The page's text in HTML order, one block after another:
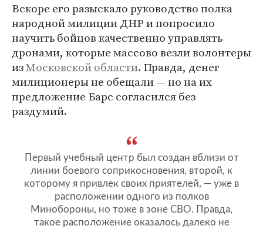
Вскоре его разыскало руководство полка
народной милиции ДНР и попросило
научить бойцов качественно управлять
дронами, которые массово везли волонтеры
изМосковской области. Правда, денег
милиционеры не обещали — но на их
предложение Барс согласился без
раздумий.
Первый учебный центр был создан вблизи от
линии боевого соприкосновения, второй, к
которому я привлек своих приятелей, — уже в
расположении одного из полков
Минобороны, но тоже в зоне СВО. Правда,
такое расположение оказалось далеко не